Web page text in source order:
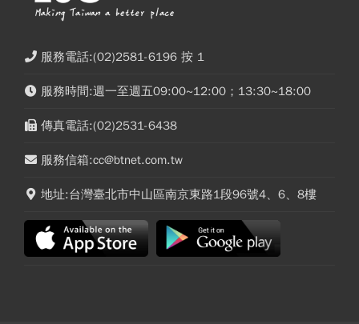
服務電話:(02)2581-6196 按 1
服務時間:週一至週五09:00~12:00；13:30~18:00
傳真電話:(02)2531-6438
服務信箱:cc@btnet.com.tw
地址:台灣臺北市中山區南京東路1段96號4、6、8樓